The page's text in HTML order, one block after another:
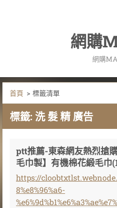
網購
網購
首頁 > 標籤清單
標籤: 洗 髮 精 廣告
ptt推薦-東森網友熱烈搶
毛巾製】有機棉花緞毛巾
https://
8%e8%96%a6-